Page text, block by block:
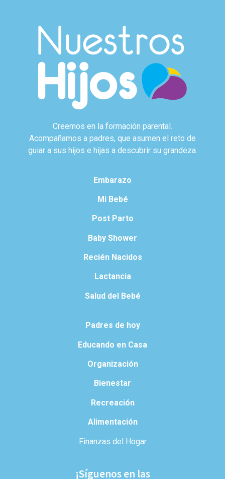
Creemos en la formación parental.
Acompañamos a padres, que asumen el reto de
guiar a sus hijos e hijas a descubrir su grandeza.
Embarazo
Mi Bebé
Post Parto
Baby Shower
Recién Nacidos
Lactancia
Salud del Bebé
Padres de hoy
Educando en Casa
Organización
Bienestar
Recreación
Alimentación
Finanzas del Hogar
¡Síguenos en las